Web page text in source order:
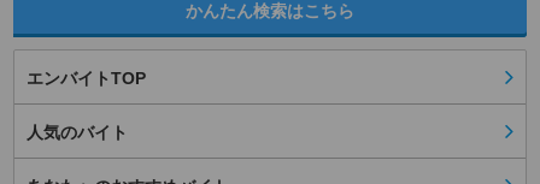
かんたん検索はこちら
エンバイトTOP
人気のバイト